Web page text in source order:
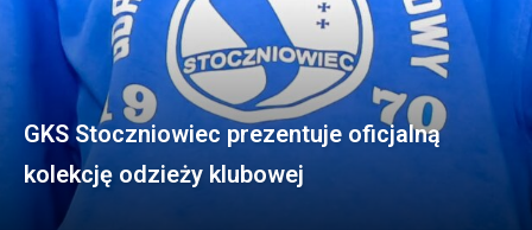
GKS Stoczniowiec prezentuje oficjalną
kolekcję odzieży klubowej